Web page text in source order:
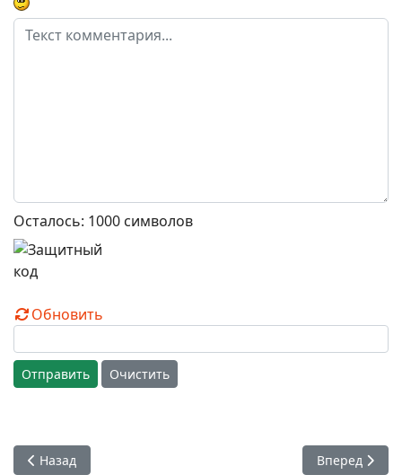
Осталось: 1000 символов
Обновить
Отправить Очистить
Предыдущий: 20. Октябрь 1967. Храм ИСККОН в Сан-
Назад Следующий:
Вперед